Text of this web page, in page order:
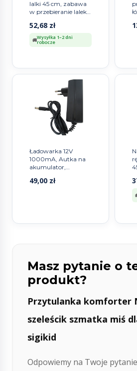
lalki 45 cm, zabawa
w przebieranie lalek,
52,68 zł
Wysyłka 1–2 dni
robocze
Ładowarka 12V
1000mA, Autka na
akumulator,
49,00 zł
Masz pytanie o
produkt?
Przytulanka komforter
szeleścik szmatka miś
sigikid
Odpowiemy na Twoje